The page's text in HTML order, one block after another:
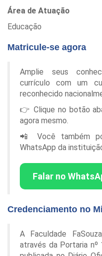
Área de Atuação
Educação
Matricule-se agora
Amplie seus
currículo com um
reconhecido
👉 Clique no botão
agora mesmo.
📲 Você também
WhatsApp da
Falar no
Credenciamento no
A Faculdade
através da Portaria